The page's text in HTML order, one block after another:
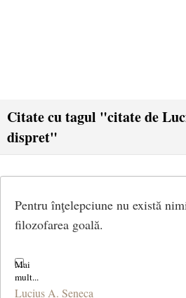
Citate cu tagul "citate de
dispret"
Pentru înţelepciune nu există
filozofarea goală.
Lucius A. Seneca